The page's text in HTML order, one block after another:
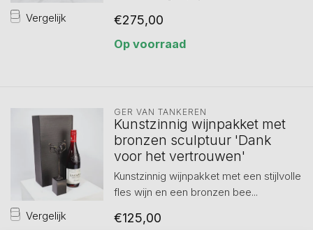
Vergelijk €275,00
Op voorraad
Vergelijk
GER VAN TANKEREN
Kunstzinnig wijnpakket met
bronzen sculptuur 'Dank
voor het vertrouwen'
Kunstzinnig wijnpakket met een stijlvolle
fles wijn en een bronzen bee...
€125,00